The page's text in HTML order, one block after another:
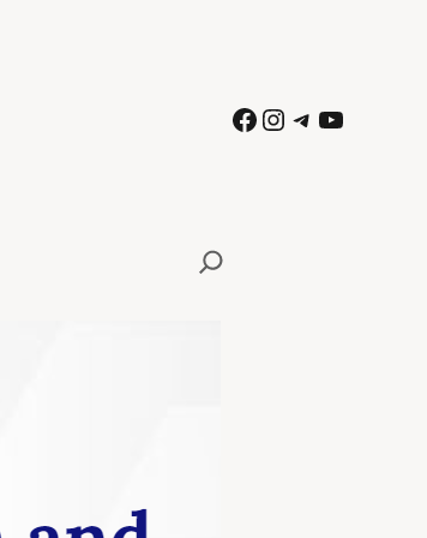
Facebook Instagram Telegram YouTube